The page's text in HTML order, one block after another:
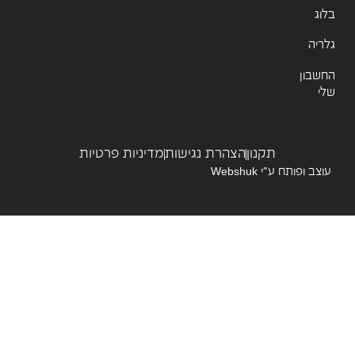
הצהרת נגישותמדיניות פרטיות
ופותח ע”יWebshuk